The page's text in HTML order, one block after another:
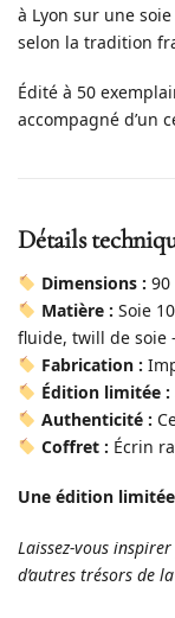
à Lyon sur une
selon la tradition
Édité à 50
accompagné d’un
Détails
Dimensions : 90
Matière : Soie
fluide, twill de soie
Fabrication :
Édition limitée :
Authenticité :
Coffret : Écrin
Une édition
Laissez-vous
d’autres trésors de la